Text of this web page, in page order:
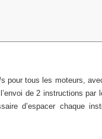
pour tous les moteurs,
de 2 instructions par
d’espacer chaque